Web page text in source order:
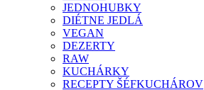
JEDNOHUBKY
DIÉTNE JEDLÁ
VEGAN
DEZERTY
RAW
KUCHÁRKY
RECEPTY ŠÉFKUCHÁROV